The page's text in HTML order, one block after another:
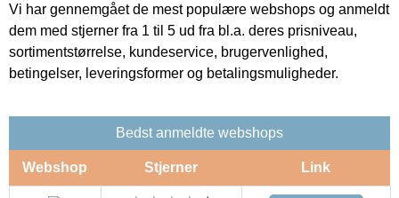
Vi har gennemgået de mest populære webshops og anmeldt
dem med stjerner fra 1 til 5 ud fra bl.a. deres prisniveau,
sortimentstørrelse, kundeservice, brugervenlighed,
betingelser, leveringsformer og betalingsmuligheder.
Bedst anmeldte webshops
Webshop Stjerner Link